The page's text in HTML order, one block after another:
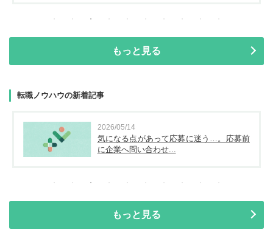
もっと見る
転職ノウハウの新着記事
2026/05/14
気になる点があって応募に迷う…。応募前
に企業へ問い合わせ...
もっと見る